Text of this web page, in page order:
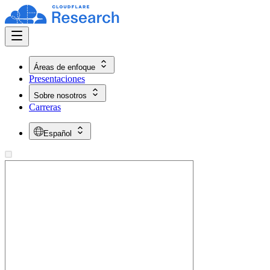
Áreas de enfoque
Presentaciones
Sobre nosotros
Carreras
Español